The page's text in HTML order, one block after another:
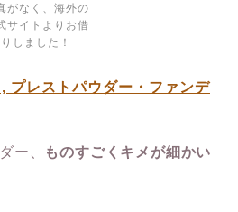
がなく、海外の
サイトよりお借
りしました！
レストパウダー・ファンデ
ー、
ものすごくキメが細かい